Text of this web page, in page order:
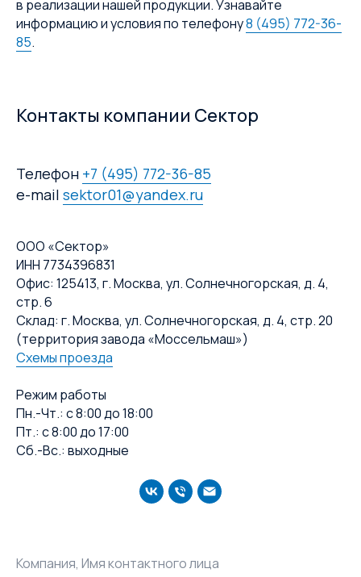
в реализации нашей продукции. Узнавайте
информацию и условия по телефону8 (495) 772-36-
85.
Контакты компании Сектор
Телефон +7 (495) 772-36-85
e-mail sektor01@yandex.ru
ООО «Сектор»
ИНН 7734396831
Офис: 125413, г. Москва, ул. Солнечногорская, д. 4,
стр. 6
Склад: г. Москва, ул. Солнечногорская, д. 4, стр. 20
(территория завода «Моссельмаш»)
Схемы проезда
Режим работы
Пн.-Чт.: с 8:00 до 18:00
Пт.: с 8:00 до 17:00
Сб.-Вс.: выходные
Компания, Имя контактного лица